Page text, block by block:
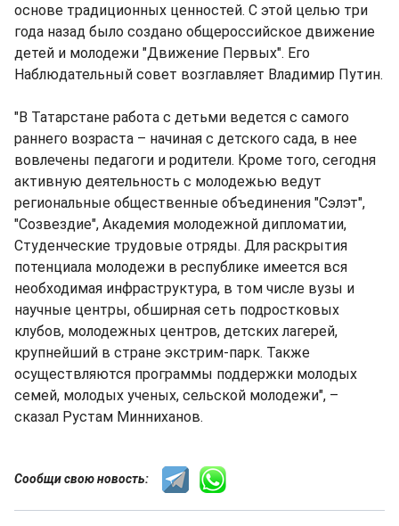
основе традиционных ценностей. С этой целью три
года назад было создано общероссийское движение
детей и молодежи "Движение Первых". Его
Наблюдательный совет возглавляет Владимир Путин.
"В Татарстане работа с детьми ведется с самого
раннего возраста – начиная с детского сада, в нее
вовлечены педагоги и родители. Кроме того, сегодня
активную деятельность с молодежью ведут
региональные общественные объединения "Сэлэт",
"Созвездие", Академия молодежной дипломатии,
Студенческие трудовые отряды. Для раскрытия
потенциала молодежи в республике имеется вся
необходимая инфраструктура, в том числе вузы и
научные центры, обширная сеть подростковых
клубов, молодежных центров, детских лагерей,
крупнейший в стране экстрим-парк. Также
осуществляются программы поддержки молодых
семей, молодых ученых, сельской молодежи", –
сказал Рустам Минниханов.
Сообщи свою новость: